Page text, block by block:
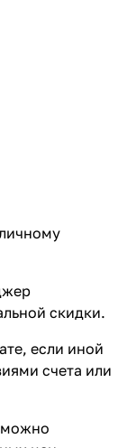
скидки.
если иной
счета или